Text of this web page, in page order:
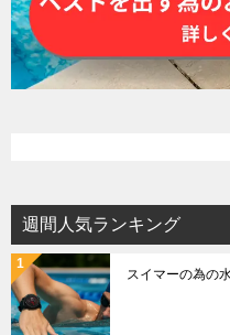
週間人気ランキング
スイマーの為の